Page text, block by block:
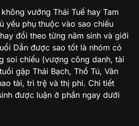
vướng Thái Tuế hay Tam
yếu phụ thuộc vào sao chiếu
đổi theo từng năm sinh và giới
Dần được sao tốt là nhóm có
soi chiếu (vượng công danh, tài
gặp Thái Bạch, Thổ Tú, Vân
tài, trì trệ và thị phi. Chi tiết
được luận ở phần ngay dưới